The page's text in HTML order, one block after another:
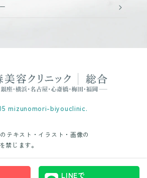
mizunomori-biyouclinic.
テキスト・イラスト・画像の
禁じます。
LINEで